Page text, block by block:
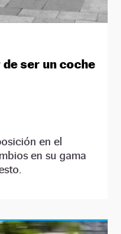
de ser un coche
en el
en su gama